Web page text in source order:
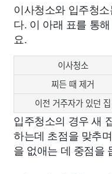
이사청소와 입주청
다. 이 아래 표를 통
요.
이사청소
찌든 때 제거
이전 거주자가 있던 집
입주청소의 경우 새
하는데 초점을 맞추
을 없애는 데 중점을